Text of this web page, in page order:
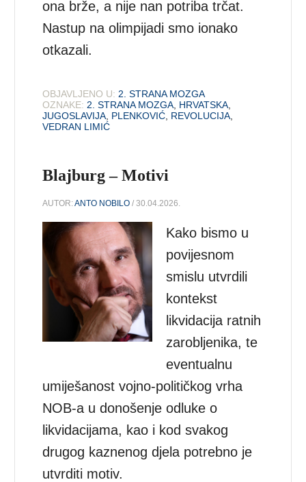
ona brže, a nije nan potriba trčat.
Nastup na olimpijadi smo ionako
otkazali.
OBJAVLJENO U: 2. STRANA MOZGA
OZNAKE: 2. STRANA MOZGA HRVATSKA
JUGOSLAVIJA PLENKOVIĆ REVOLUCIJA
VEDRAN LIMIĆ
Blajburg – Motivi
AUTOR:ANTO NOBILO / 30.04.2026.
Kako bismo u
povijesnom
smislu utvrdili
kontekst
likvidacija ratnih
zarobljenika, te
eventualnu
umiješanost vojno-političkog vrha
NOB-a u donošenje odluke o
likvidacijama, kao i kod svakog
drugog kaznenog djela potrebno je
utvrditi motiv.